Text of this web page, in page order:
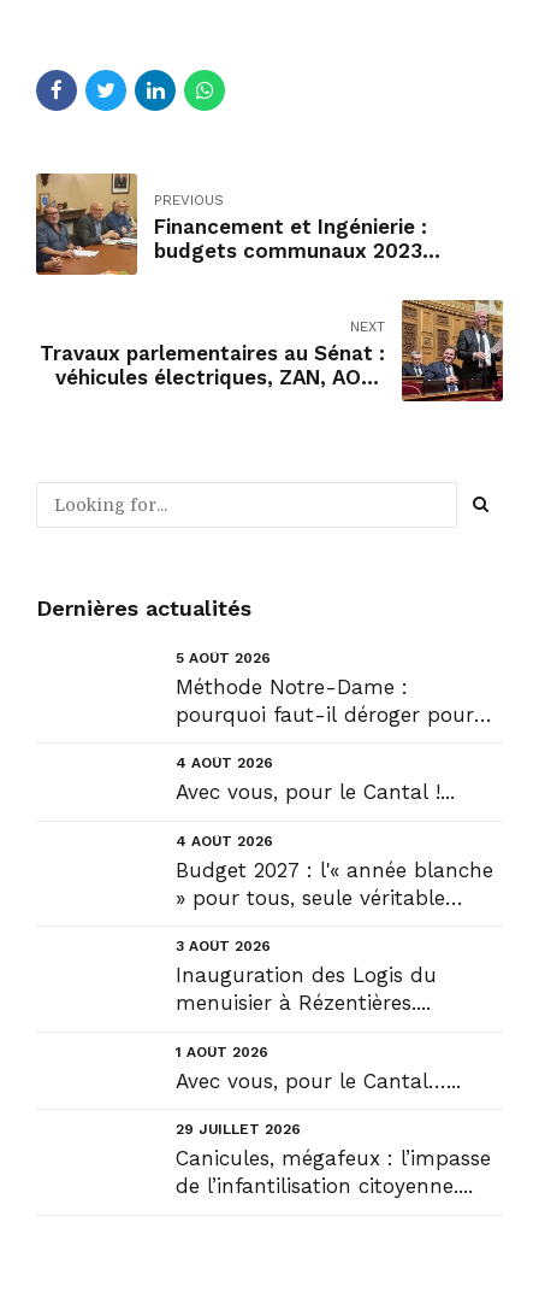
PREVIOUS
Financement et Ingénierie :
budgets communaux 2023
NEXT
Travaux parlementaires au Sénat :
véhicules électriques, ZAN, AOM,
Dernières actualités
5 AOÛT 2026
Méthode Notre-Dame :
pourquoi faut-il déroger pour
4 AOÛT 2026
Avec vous, pour le Cantal !...
4 AOÛT 2026
Budget 2027 : l'« année blanche
» pour tous, seule véritable
3 AOÛT 2026
Inauguration des Logis du
menuisier à Rézentières....
1 AOÛT 2026
Avec vous, pour le Cantal…...
29 JUILLET 2026
Canicules, mégafeux : l’impasse
de l’infantilisation citoyenne....